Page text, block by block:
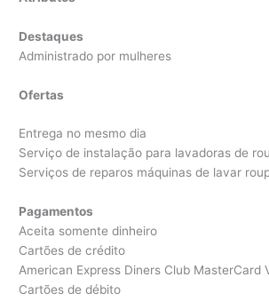
Destaques
Administrado por mulheres
Ofertas
Entrega no mesmo dia
Serviço de instalação para lavadoras de
Serviços de reparos máquinas de lavar
Pagamentos
Aceita somente dinheiro
Cartões de crédito
American Express Diners Club MasterCard
Cartões de débito